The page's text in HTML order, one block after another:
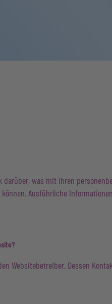
was mit Ihren
Ausführliche
Websitebetreiber. Dessen